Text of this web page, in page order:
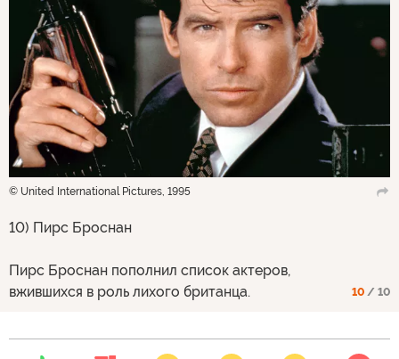
© United International Pictures, 1995
10) Пирс Броснан
Пирс Броснан пополнил список актеров,
вжившихся в роль лихого британца.
10 / 10